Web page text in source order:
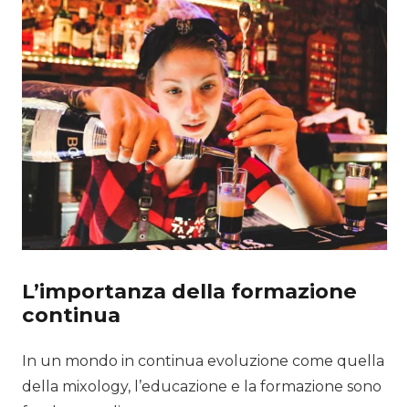
L’importanza della formazione
continua
In un mondo in continua evoluzione come quella
della mixology, l’educazione e la formazione sono